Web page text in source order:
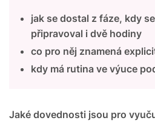
jak se dostal z fáze, kdy
připravoval i dvě hodiny
co pro něj znamená
kdy má rutina ve výuce
Jaké dovednosti jsou pro